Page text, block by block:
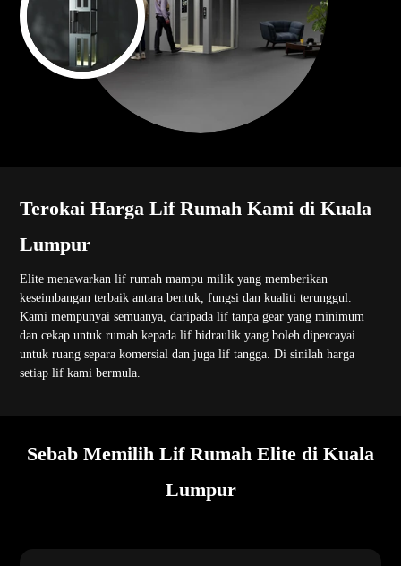
Terokai Harga Lif Rumah Kami di Kuala
Lumpur
Elite menawarkan lif rumah mampu milik yang memberikan
keseimbangan terbaik antara bentuk, fungsi dan kualiti terunggul.
Kami mempunyai semuanya, daripada lif tanpa gear yang minimum
dan cekap untuk rumah kepada lif hidraulik yang boleh dipercayai
untuk ruang separa komersial dan juga lif tangga. Di sinilah harga
setiap lif kami bermula.
Sebab Memilih Lif Rumah Elite di Kuala
Lumpur